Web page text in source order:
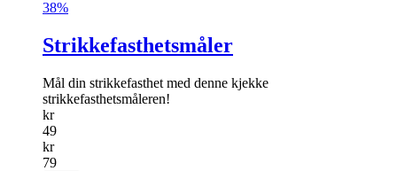
38%
Strikkefasthetsmåler
Mål din strikkefasthet med denne kjekke
strikkefasthetsmåleren!
kr
49
kr
79